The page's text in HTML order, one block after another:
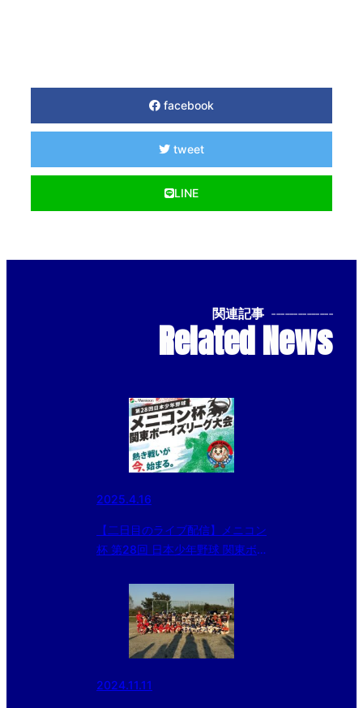
facebook
tweet
LINE
関連記事 --------------
Related News
2025.4.16
【二日目のライブ配信】メニコン
杯 第28回 日本少年野球 関東ボ
2024.11.11